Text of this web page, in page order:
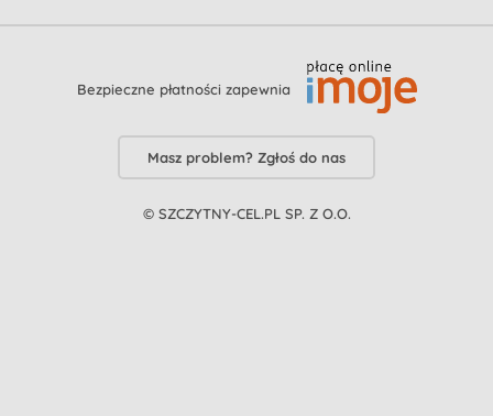
Bezpieczne płatności zapewnia
Masz problem? Zgłoś do nas
© SZCZYTNY-CEL.PL SP. Z O.O.